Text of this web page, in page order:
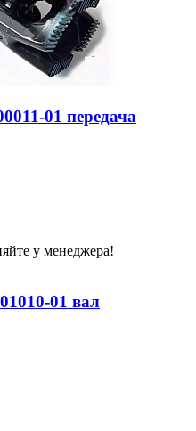
01 передача
у менеджера!
01 вал